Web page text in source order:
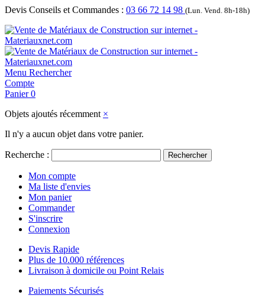
Devis Conseils et Commandes : 03 66 72 14 98 (Lun. Vend. 8h-18h)
Menu Rechercher
Compte
Panier 0
Objets ajoutés récemment ×
Il n'y a aucun objet dans votre panier.
Recherche : Rechercher
Mon compte
Ma liste d'envies
Mon panier
Commander
S'inscrire
Connexion
Devis Rapide
Plus de 10.000 références
Livraison à domicile ou Point Relais
Paiements Sécurisés